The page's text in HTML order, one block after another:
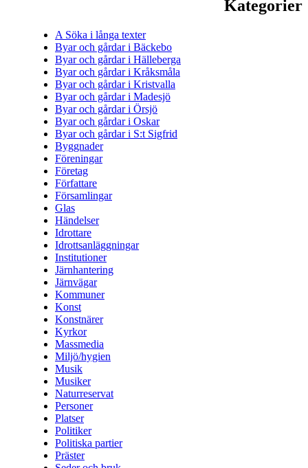
Kategorier
A Söka i långa texter
Byar och gårdar i Bäckebo
Byar och gårdar i Hälleberga
Byar och gårdar i Kråksmåla
Byar och gårdar i Kristvalla
Byar och gårdar i Madesjö
Byar och gårdar i Örsjö
Byar och gårdar i Oskar
Byar och gårdar i S:t Sigfrid
Byggnader
Föreningar
Företag
Författare
Församlingar
Glas
Händelser
Idrottare
Idrottsanläggningar
Institutioner
Järnhantering
Järnvägar
Kommuner
Konst
Konstnärer
Kyrkor
Massmedia
Miljö/hygien
Musik
Musiker
Naturreservat
Personer
Platser
Politiker
Politiska partier
Präster